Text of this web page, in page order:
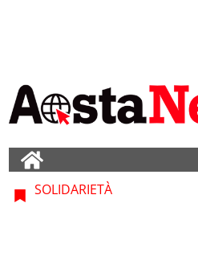
SOLIDARIETÀ